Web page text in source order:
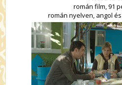
román film, 91
román nyelven, angol